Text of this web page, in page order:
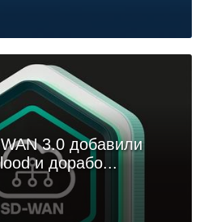
3.0 добавили
и дорабо...